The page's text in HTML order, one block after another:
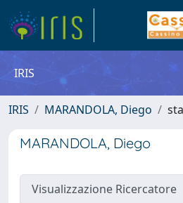
IRIS
IRIS MARANDOLA, Diego
MARANDOLA, Diego
Visualizzazione Ricercatore